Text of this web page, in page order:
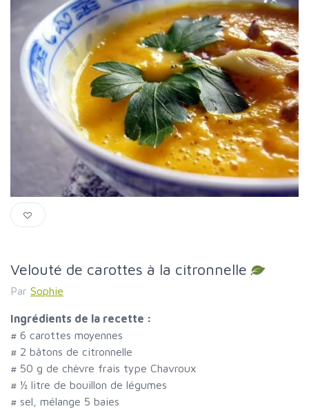
Velouté de carottes à la citronnelle
Par Sophie
Ingrédients de la recette :
# 6 carottes moyennes
# 2 bâtons de citronnelle
# 50 g de chèvre frais type Chavroux
# ½ litre de bouillon de légumes
# sel, mélange 5 baies